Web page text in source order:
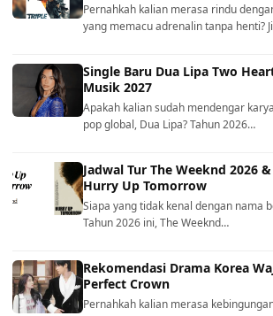
Pernahkah kalian merasa rindu
yang memacu adrenalin tanpa henti?
Single Baru Dua Lipa Two
Musik 2027
Apakah kalian sudah mendengar
pop global, Dua Lipa? Tahun 2026…
Jadwal Tur The Weeknd 2026
Hurry Up Tomorrow
Siapa yang tidak kenal dengan nama
Tahun 2026 ini, The Weeknd…
Rekomendasi Drama Korea
Perfect Crown
Pernahkah kalian merasa